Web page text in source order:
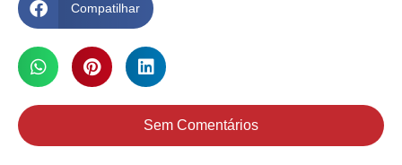
Compatilhar
Sem Comentários